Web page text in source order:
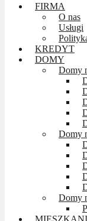
FIRMA
O nas
Usługi
KREDYT
DOMY
Domy
Domy
Domy